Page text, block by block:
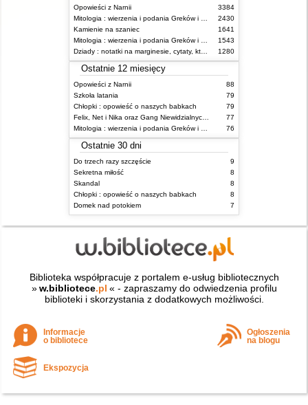
Opowieści z Narnii
3384
2430
Kamienie na szaniec
1641
1543
1280
Ostatnie 12 miesięcy
Opowieści z Narnii
88
Szkoła latania
79
Chłopki : opowieść o naszych babkach
79
77
76
Ostatnie 30 dni
Do trzech razy szczęście
9
Sekretna miłość
8
Skandal
8
Chłopki : opowieść o naszych babkach
8
Domek nad potokiem
7
Biblioteka współpracuje z portalem e-usług bibliotecznych
» w.bibliotece.pl « - zapraszamy do odwiedzenia profilu
biblioteki i skorzystania z dodatkowych możliwości.
Informacje
o bibliotece
Ogłoszenia
na blogu
Ekspozycja